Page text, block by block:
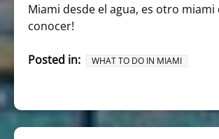
Miami desde el agua, es otro miami
conocer!
Posted in: WHAT TO DO IN MIAMI